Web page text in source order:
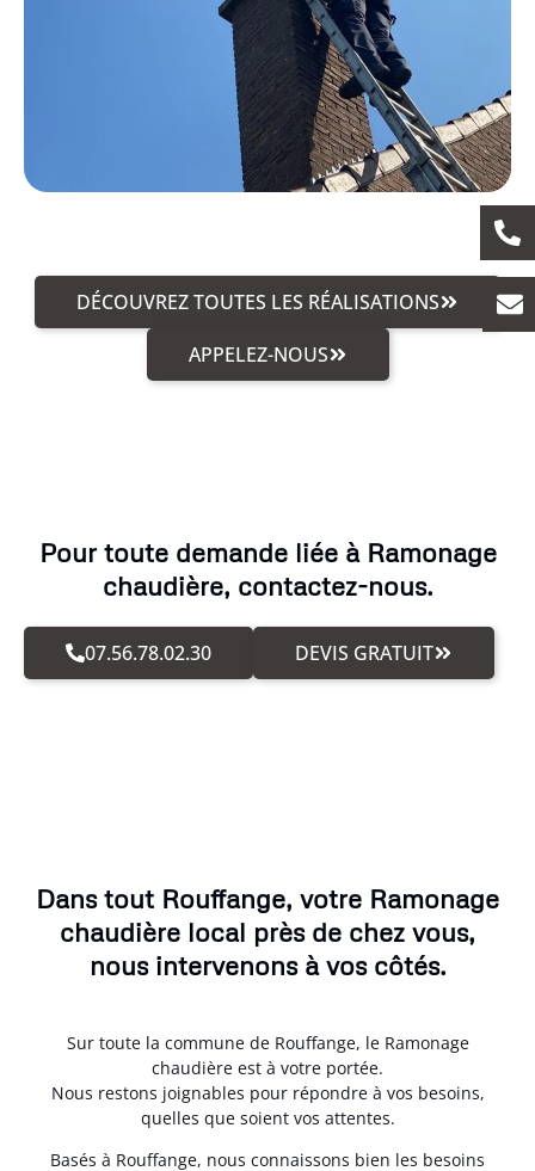
DÉCOUVREZ TOUTES LES RÉALISATIONS
APPELEZ-NOUS
Pour toute demande liée à Ramonage
chaudière, contactez-nous.
07.56.78.02.30 DEVIS GRATUIT
Dans tout Rouffange, votre Ramonage
chaudière local près de chez vous,
nous intervenons à vos côtés.
Sur toute la commune de Rouffange, le Ramonage
chaudière est à votre portée.
Nous restons joignables pour répondre à vos besoins,
quelles que soient vos attentes.
Basés à Rouffange, nous connaissons bien les besoins